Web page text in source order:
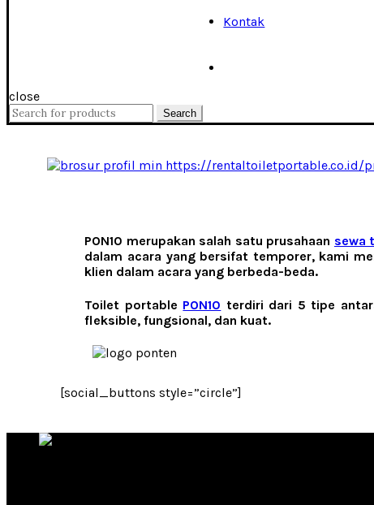
Kontak
close
Search
for:
Search
PON10 merupakan salah satu prusahaan sewa
dalam acara yang bersifat temporer, kami
klien dalam acara yang berbeda-beda.
Toilet portable PON10 terdiri dari 5 tipe
fleksible, fungsional, dan kuat.
[social_buttons style=”circle”]